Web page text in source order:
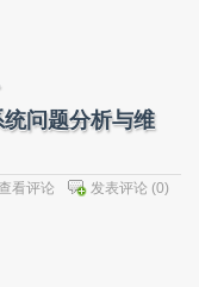
问题分析与维
发表评论 (0)
看评论